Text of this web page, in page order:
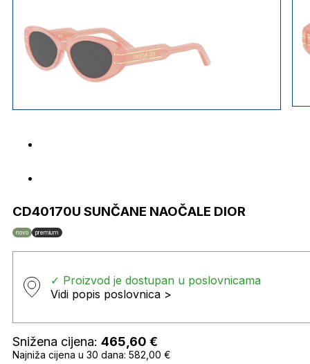
CD40170U SUNČANE NAOČALE DIOR
novo premium
✓ Proizvod je dostupan u poslovnicama
Vidi popis poslovnica >
Snižena cijena: 465,60 €
Najniža cijena u 30 dana: 582,00 €